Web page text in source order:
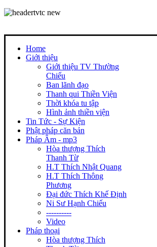
Home
Giới thiệu
Giới thiệu TV Thường
Chiếu
Ban lãnh đạo
Thanh qui Thiền Viện
Thời khóa tu tập
Hình ảnh thiền viện
Tin Tức - Sự Kiện
Phật pháp căn bản
Pháp Âm - mp3
Hòa thượng Thích
Thanh Từ
H.T Thích Nhật Quang
H.T Thích Thông
Phương
Đại đức Thích Khế Định
Ni Sư Hạnh Chiếu
----------
Video
Pháp thoại
Hòa thượng Thích